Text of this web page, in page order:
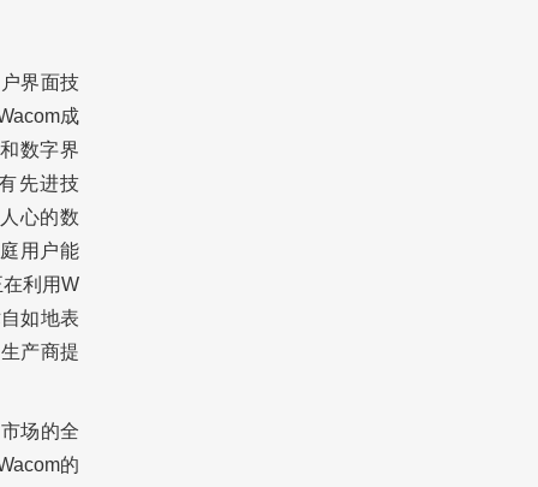
界面技
成
数字界
先进技
心的数
用户能
利用W
如地表
产商提
场的全
的